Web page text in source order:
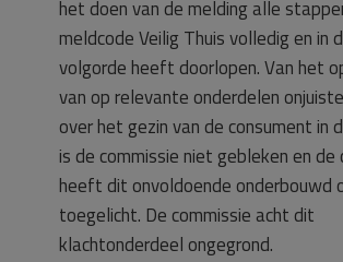
het doen van de melding alle
meldcode Veilig Thuis volledig en in
volgorde heeft doorlopen. Van het
van op relevante onderdelen
over het gezin van de consument in
is de commissie niet gebleken en de
heeft dit onvoldoende onderbouwd
toegelicht. De commissie acht dit
klachtonderdeel ongegrond.